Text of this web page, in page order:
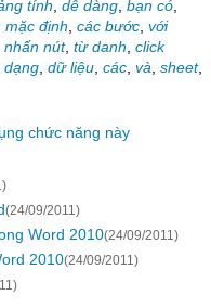
tính dễ dàng bạn có
mặc định các bước với
nhấn nút, từ danh click
dạng dữ liệu các và sheet,
chức năng này
(24/09/2011)
Word 2010(24/09/2011)
2010(24/09/2011)